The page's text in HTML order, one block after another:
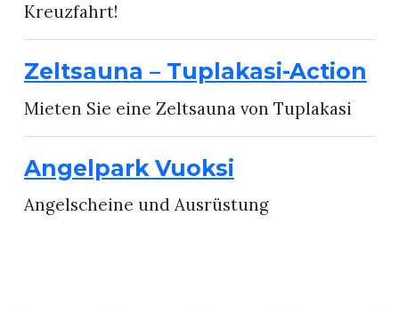
Kreuzfahrt!
Zeltsauna – Tuplakasi-Action
Mieten Sie eine Zeltsauna von Tuplakasi
Angelpark Vuoksi
Angelscheine und Ausrüstung